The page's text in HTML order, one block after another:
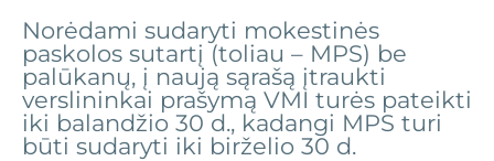
Norėdami sudaryti mokestinės
paskolos sutartį (toliau – MPS) be
palūkanų, į naują sąrašą įtraukti
verslininkai prašymą VMI turės pateikti
iki balandžio 30 d., kadangi MPS turi
būti sudaryti iki birželio 30 d.